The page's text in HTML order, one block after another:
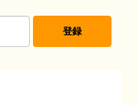
登録